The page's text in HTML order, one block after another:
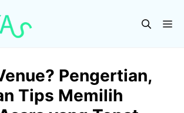
Pengertian,
Tips Memilih